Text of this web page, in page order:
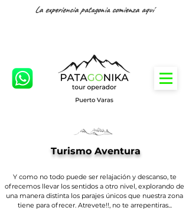
La experiencia patagonia comienza aquí
Turismo Aventura
Y como no todo puede ser relajación y descanso, te
ofrecemos llevar los sentidos a otro nivel, explorando de
una manera distinta los parajes únicos que nuestra zona
tiene para ofrecer. Atrevete!!, no te arrepentiras...